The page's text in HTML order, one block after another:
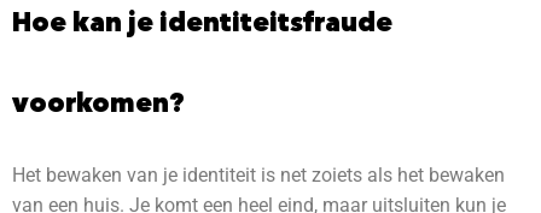
Hoe kan je identiteitsfraude
voorkomen?
Het bewaken van je identiteit is net zoiets als het bewaken
van een huis. Je komt een heel eind, maar uitsluiten kun je